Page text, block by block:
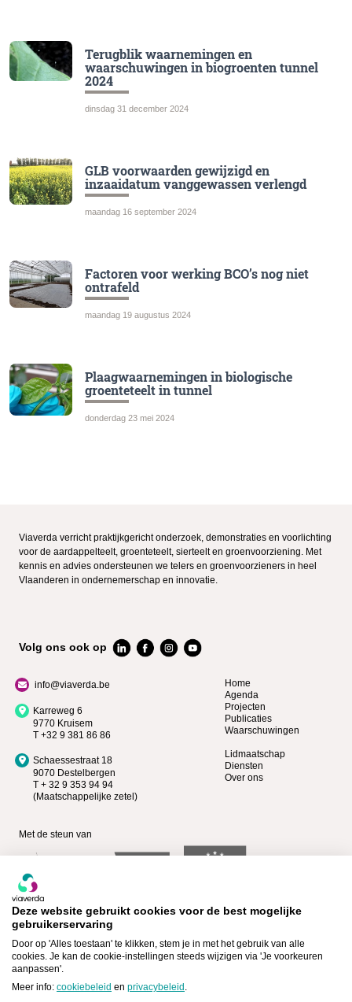
Terugblik waarnemingen en
waarschuwingen in biogroenten tunnel
2024
dinsdag 31 december 2024
GLB voorwaarden gewijzigd en
inzaaidatum vanggewassen verlengd
maandag 16 september 2024
Factoren voor werking BCO’s nog niet
ontrafeld
maandag 19 augustus 2024
Plaagwaarnemingen in biologische
groenteteelt in tunnel
donderdag 23 mei 2024
Viaverda verricht praktijkgericht onderzoek, demonstraties en voorlichting
voor de aardappelteelt, groenteteelt, sierteelt en groenvoorziening. Met
kennis en advies ondersteunen we telers en groenvoorzieners in heel
Vlaanderen in ondernemerschap en innovatie.
Volg ons ook op
info@viaverda.be
Karreweg 6
9770 Kruisem
T +32 9 381 86 86
Schaessestraat 18
9070 Destelbergen
T + 32 9 353 94 94
(Maatschappelijke zetel)
Home
Agenda
Projecten
Publicaties
Waarschuwingen
Lidmaatschap
Diensten
Over ons
Met de steun van
Bekijk wie Premium lid is >
Lid worden >
Deze website gebruikt cookies voor de best mogelijke
gebruikerservaring
Door op 'Alles toestaan' te klikken, stem je in met het gebruik van alle
cookies. Je kan de cookie-instellingen steeds wijzigen via 'Je voorkeuren
aanpassen'.
Meer info: cookiebeleid en privacybeleid .